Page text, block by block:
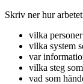
Skriv ner hur
vilka
vilka system
var
vilka steg
vad som